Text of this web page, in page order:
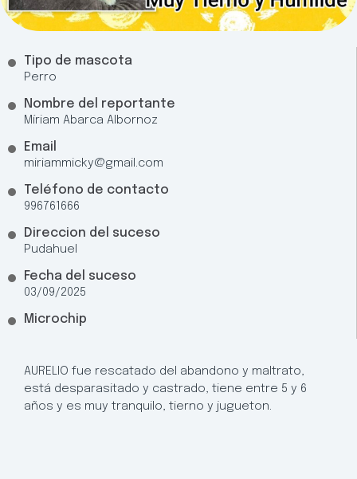
Tipo de mascota
Perro
Nombre del reportante
Míriam Abarca Albornoz
Email
miriammicky@gmail.com
Teléfono de contacto
996761666
Direccion del suceso
Pudahuel
Fecha del suceso
03/09/2025
Microchip
AURELIO fue rescatado del abandono y maltrato,
está desparasitado y castrado, tiene entre 5 y 6
años y es muy tranquilo, tierno y jugueton.